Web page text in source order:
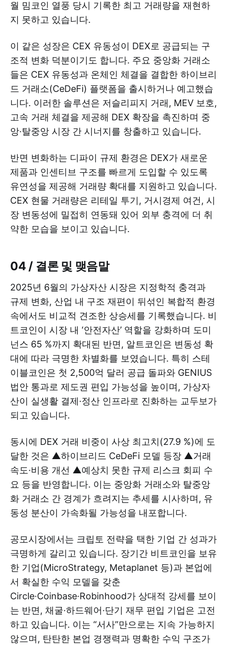
월 밈코인 열풍 당시 기록한 최고 거래량을 재현하
지 못하고 있습니다.
이 같은 성장은 CEX 유동성이 DEX로 공급되는 구
조적 변화 덕분이기도 합니다. 주요 중앙화 거래소
들은 CEX 유동성과 온체인 체결을 결합한 하이브리
드 거래소(CeDeFi) 플랫폼을 출시하거나 예고했습
니다. 이러한 솔루션은 저슬리피지 거래, MEV 보호,
고속 거래 체결을 제공해 DEX 확장을 촉진하며 중
앙·탈중앙 시장 간 시너지를 창출하고 있습니다.
반면 변화하는 디파이 규제 환경은 DEX가 새로운
제품과 인센티브 구조를 빠르게 도입할 수 있도록
유연성을 제공해 거래량 확대를 지원하고 있습니다.
CEX 현물 거래량은 리테일 투기, 거시경제 여건, 시
장 변동성에 밀접히 연동돼 있어 외부 충격에 더 취
약한 모습을 보이고 있습니다.
04 / 결론 및 맺음말
2025년 6월의 가상자산 시장은 지정학적 충격과
규제 변화, 산업 내 구조 재편이 뒤섞인 복합적 환경
속에서도 비교적 견조한 상승세를 기록했습니다. 비
트코인이 시장 내 ‘안전자산’ 역할을 강화하며 도미
넌스 65 %까지 확대된 반면, 알트코인은 변동성 확
대에 따라 극명한 차별화를 보였습니다. 특히 스테
이블코인은 첫 2,500억 달러 공급 돌파와 GENIUS
법안 통과로 제도권 편입 가능성을 높이며, 가상자
산이 실생활 결제·정산 인프라로 진화하는 교두보가
되고 있습니다.
동시에 DEX 거래 비중이 사상 최고치(27.9 %)에 도
달한 것은 ▲하이브리드 CeDeFi 모델 등장 ▲거래
속도·비용 개선 ▲예상치 못한 규제 리스크 회피 수
요 등을 반영합니다. 이는 중앙화 거래소와 탈중앙
화 거래소 간 경계가 흐려지는 추세를 시사하며, 유
동성 분산이 가속화될 가능성을 내포합니다.
공모시장에서는 크립토 전략을 택한 기업 간 성과가
극명하게 갈리고 있습니다. 장기간 비트코인을 보유
한 기업(MicroStrategy, Metaplanet 등)과 본업에
서 확실한 수익 모델을 갖춘
Circle·Coinbase·Robinhood가 상대적 강세를 보이
는 반면, 채굴·하드웨어·단기 재무 편입 기업은 고전
하고 있습니다. 이는 “서사”만으로는 지속 가능하지
않으며, 탄탄한 본업 경쟁력과 명확한 수익 구조가